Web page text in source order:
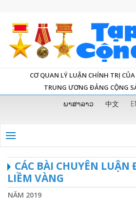
CƠ QUAN LÝ LUẬN CHÍNH TRỊ
TRUNG ƯƠNG ĐẢNG CỘNG
ພາສາລາວ 中文
CÁC BÀI CHUYÊN LUẬN
LIỀM VÀNG
NĂM 2019